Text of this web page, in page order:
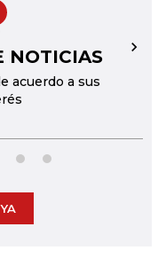
NOTICIAS
acuerdo a sus
→